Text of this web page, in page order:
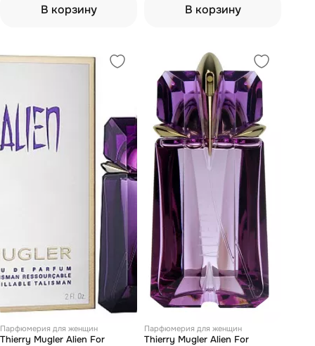
В корзину
В корзину
Парфюмерия для женщин
Thierry Mugler Alien For
Парфюмерия для женщин
Thierry Mugler Alien For